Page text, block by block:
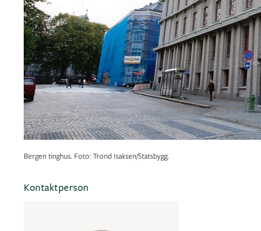
Bergen tinghus. Foto: Trond Isaksen/Statsbygg.
Kontaktperson